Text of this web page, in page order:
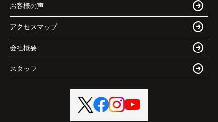
お客様の声
アクセスマップ
会社概要
スタッフ